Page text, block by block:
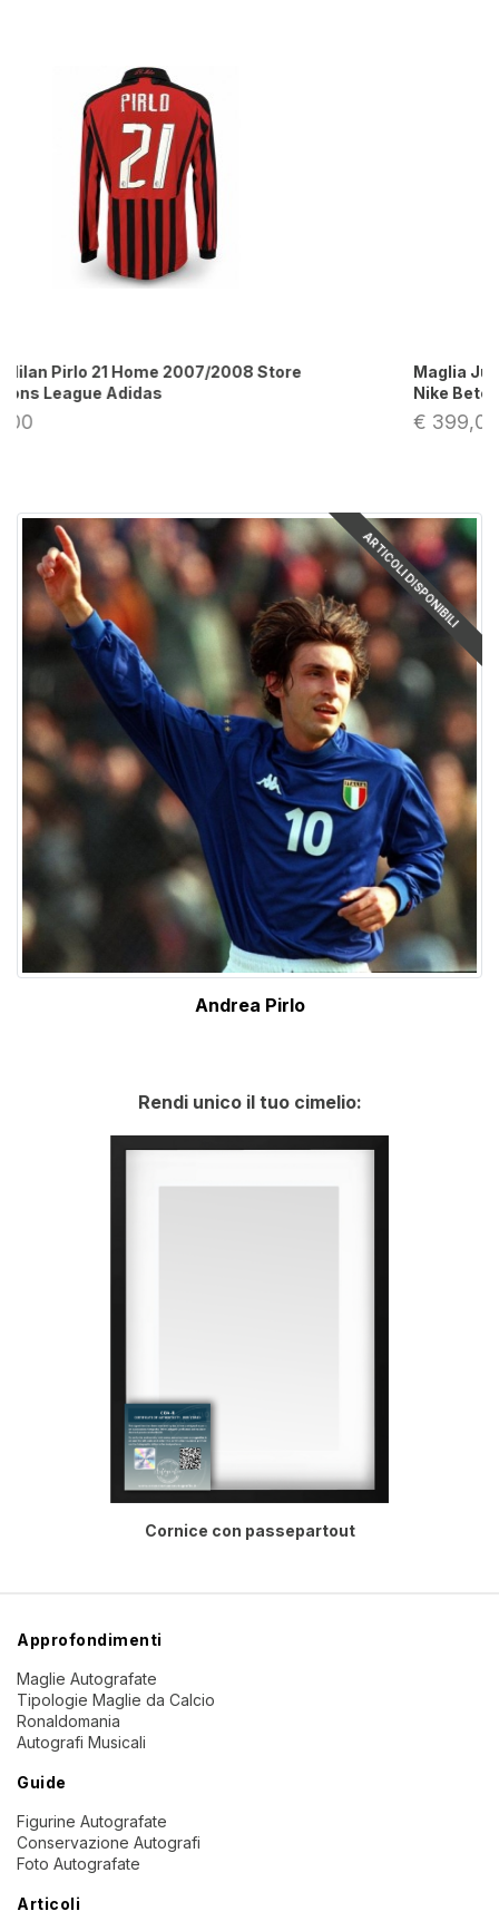
ARTICOLI DISPONIBILI
Andrea Pirlo
Rendi unico il tuo cimelio:
Cornice con passepartout
Maglia Juventus Pirlo 21 Home 2011/2012 Store
Nike Betclic
Approfondimenti
Maglie Autografate
Tipologie Maglie da Calcio
Ronaldomania
Autografi Musicali
Guide
Figurine Autografate
Conservazione Autografi
Foto Autografate
Articoli